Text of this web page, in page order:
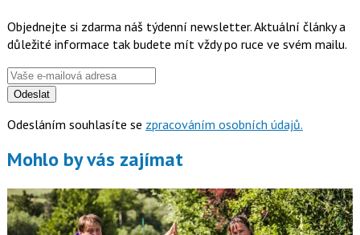
Objednejte si zdarma náš týdenní newsletter. Aktuální články a
důležité informace tak budete mít vždy po ruce ve svém mailu.
Odeslat
Odesláním souhlasíte se zpracováním osobních údajů.
Mohlo by vás zajímat